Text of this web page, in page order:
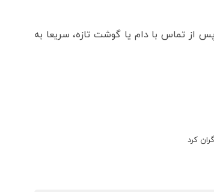
از تماس با دام یا گوشت تازه، سریعا به
کرد